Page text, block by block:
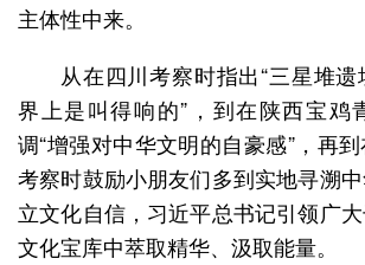
主体性中来。
从在四川考察时指出“三星堆
界上是叫得响的”，到在陕西宝鸡
调“增强对中华文明的自豪感”，再
考察时鼓励小朋友们多到实地寻溯
立文化自信，习近平总书记引领广
文化宝库中萃取精华、汲取能量。